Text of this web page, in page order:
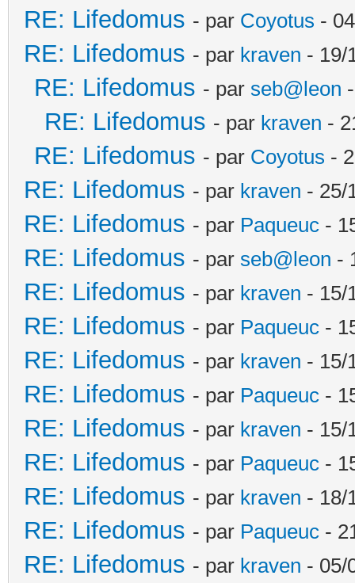
RE: Lifedomus - par Coyotus -
RE: Lifedomus - par kraven - 19/
RE: Lifedomus - par seb@leon
RE: Lifedomus - par kraven -
RE: Lifedomus - par Coyotus -
RE: Lifedomus - par kraven - 25/
RE: Lifedomus - par Paqueuc -
RE: Lifedomus - par seb@leon -
RE: Lifedomus - par kraven - 15/
RE: Lifedomus - par Paqueuc -
RE: Lifedomus - par kraven - 15/
RE: Lifedomus - par Paqueuc -
RE: Lifedomus - par kraven - 15/
RE: Lifedomus - par Paqueuc -
RE: Lifedomus - par kraven - 18/
RE: Lifedomus - par Paqueuc -
RE: Lifedomus - par kraven - 05/